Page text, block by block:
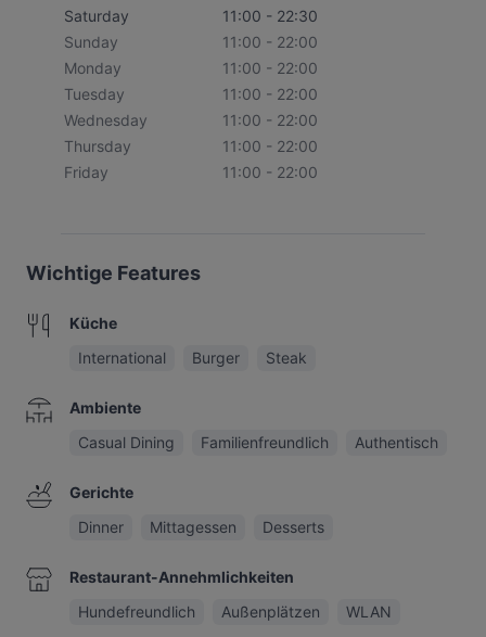
Saturday
11:00 - 22:30
Sunday
11:00 - 22:00
Monday
11:00 - 22:00
Tuesday
11:00 - 22:00
Wednesday
11:00 - 22:00
Thursday
11:00 - 22:00
Friday
11:00 - 22:00
Wichtige Features
Küche
International
Burger Steak
Ambiente
Casual Dining
Familienfreundlich Authentisch
Gerichte
Dinner
Mittagessen Desserts
Restaurant-Annehmlichkeiten
Hundefreundlich
Außenplätzen WLAN